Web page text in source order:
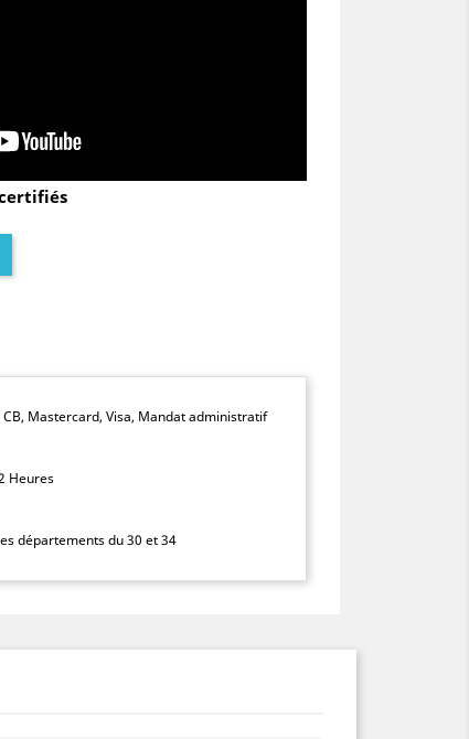
Mastercard, Visa, Mandat administratif
Heures
départements du 30 et 34